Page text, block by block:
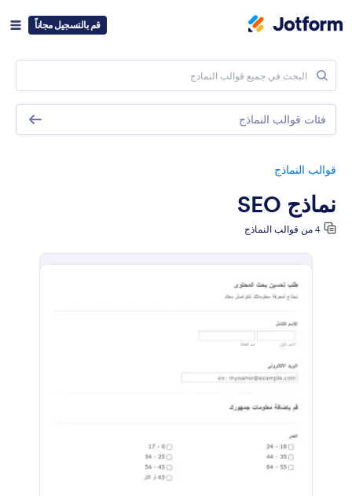
قم بالتسجيل مجاناً
قوالب النماذج
نماذج SEO
4 من قوالب النماذج
فئات قوالب النماذج